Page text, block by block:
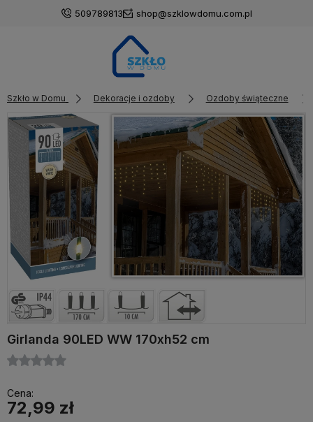
509789813 shop@szklowdomu.com.pl
Szkło w Domu Dekoracje i ozdoby Ozdoby świąteczne
Girlanda 90LED WW 170xh52 cm
Cena:
72,99 zł